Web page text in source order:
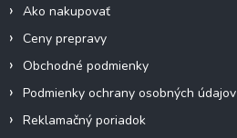
Ako nakupovať
Ceny prepravy
Obchodné podmienky
Podmienky ochrany osobných údajov
Reklamačný poriadok